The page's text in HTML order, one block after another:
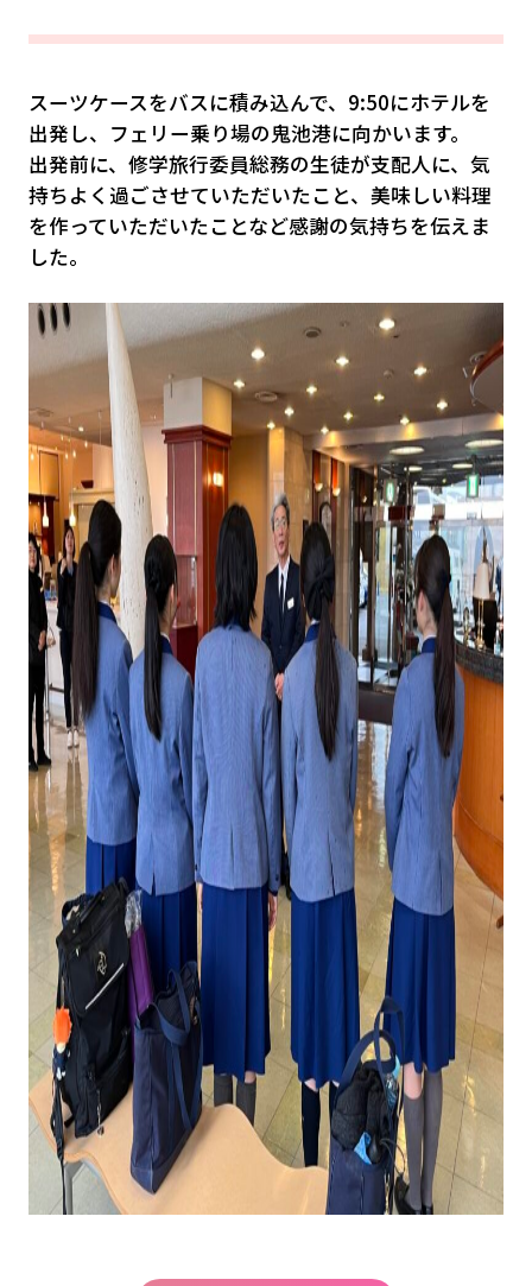
スーツケースをバスに積み込んで、9:50にホテルを
出発し、フェリー乗り場の鬼池港に向かいます。
出発前に、修学旅行委員総務の生徒が支配人に、気
持ちよく過ごさせていただいたこと、美味しい料理
を作っていただいたことなど感謝の気持ちを伝えま
した。